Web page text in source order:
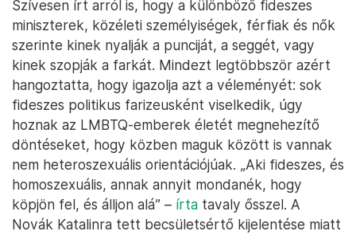
Szívesen írt arról is, hogy a különböző fideszes
miniszterek, közéleti személyiségek, férfiak és nők
szerinte kinek nyalják a punciját, a seggét, vagy
kinek szopják a farkát. Mindezt legtöbbször azért
hangoztatta, hogy igazolja azt a véleményét: sok
fideszes politikus farizeusként viselkedik, úgy
hoznak az LMBTQ-emberek életét megnehezítő
döntéseket, hogy közben maguk között is vannak
nem heteroszexuális orientációjúak. „Aki fideszes, és
homoszexuális, annak annyit mondanék, hogy
köpjön fel, és álljon alá” – írta tavaly ősszel. A
Novák Katalinra tett becsületsértő kijelentése miatt